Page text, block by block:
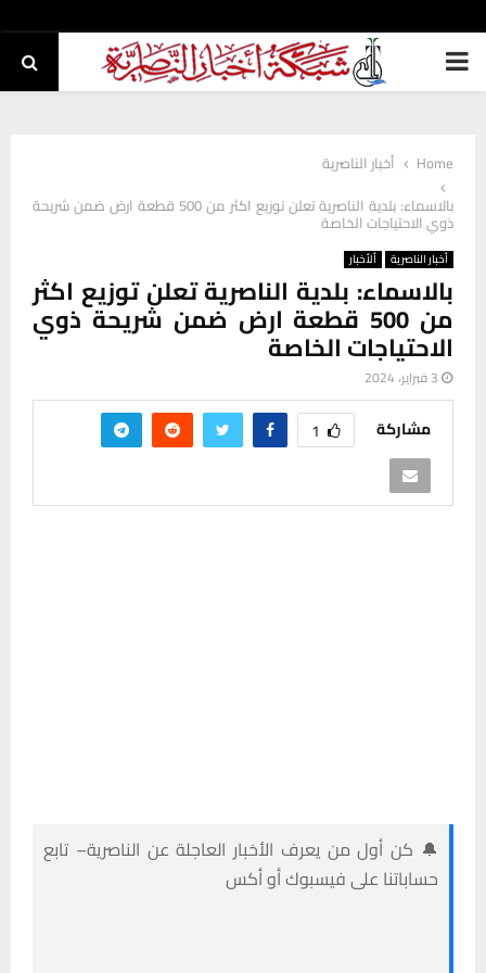
PRIMARY
Home
أخبار الناصرية
بالاسماء: بلدية الناصرية تعلن توزيع اكثر من 500 قطعة ارض ضمن شريحة
ذوي الاحتياجات الخاصة
أخبار الناصرية ألأخبار
بالاسماء: بلدية الناصرية تعلن توزيع اكثر
من 500 قطعة ارض ضمن شريحة ذوي
الاحتياجات الخاصة
3 فبراير، 2024
مشاركة 1
🔔 كن أول من يعرف الأخبار العاجلة عن الناصرية– تابع
حساباتنا على فيسبوك أو أكس